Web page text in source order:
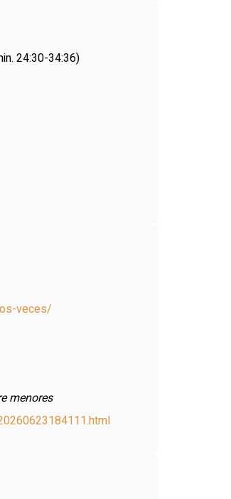
24:30-34:36)
veces/
menores